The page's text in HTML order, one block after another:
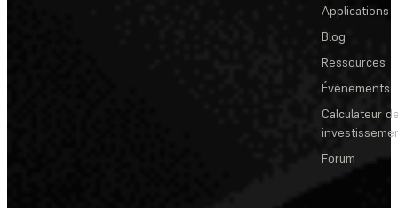
Applications
Blog
Ressources
Événements
Calculateur
Forum